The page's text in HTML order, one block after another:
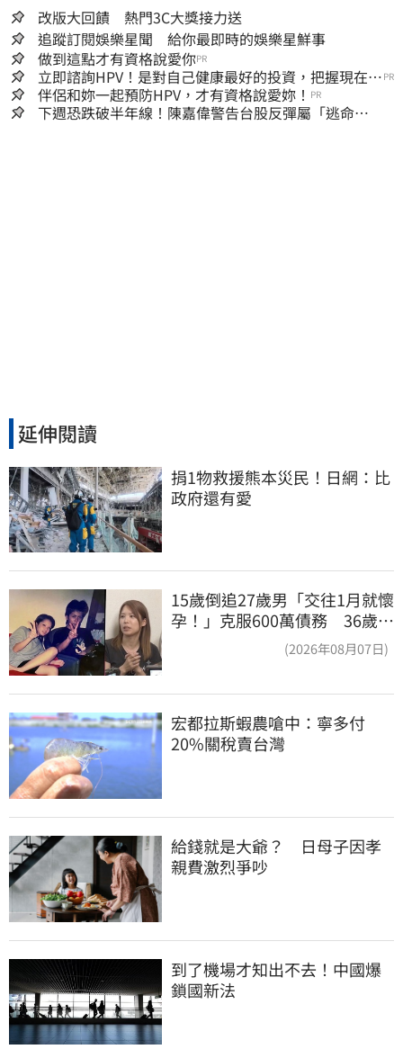
改版大回饋 熱門3C大獎接力送
追蹤訂閱娛樂星聞 給你最即時的娛樂星鮮事
做到這點才有資格說愛你PR
立即諮詢HPV！是對自己健康最好的投資，把握現在不
嫌晚！
PR
伴侶和妳一起預防HPV，才有資格說愛妳！ PR
下週恐跌破半年線！陳嘉偉警告台股反彈屬「逃命
延伸閱讀
捐1物救援熊本災民！日網：比
政府還有愛
15歲倒追27歲男「交往1月就懷
孕！」克服600萬債務 36歲美
(2026年08月07日)
宏都拉斯蝦農嗆中：寧多付
20%關稅賣台灣
給錢就是大爺？　日母子因孝
親費激烈爭吵
到了機場才知出不去！中國爆
鎖國新法